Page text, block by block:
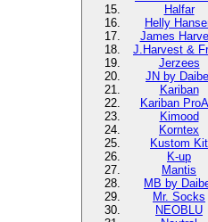
Halfar
Helly
James
J.Harvest &
Jerzees
JN by
Kariban
Kariban
Kimood
Korntex
Kustom Kit
K-up
Mantis
MB by
Mr. Socks
NEOBLU